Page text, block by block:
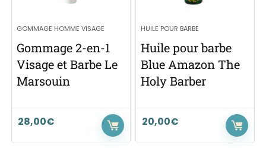
GOMMAGE HOMME VISAGE
Gommage 2-en-1
Visage et Barbe Le
Marsouin
28,00€
HUILE POUR BARBE
Huile pour barbe
Blue Amazon The
Holy Barber
20,00€